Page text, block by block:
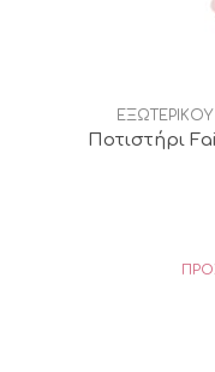
Ποτιστήρι